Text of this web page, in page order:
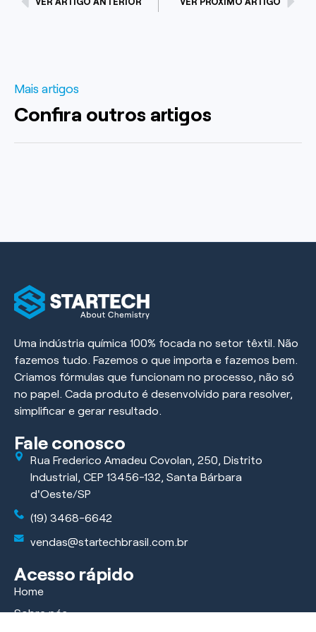
Mais artigos
Confira outros artigos
Uma indústria química 100% focada no setor têxtil. Não
fazemos tudo. Fazemos o que importa e fazemos bem.
Criamos fórmulas que funcionam no processo, não só
no papel. Cada produto é desenvolvido para resolver,
simplificar e gerar resultado.
Fale conosco
Rua Frederico Amadeu Covolan, 250, Distrito
Industrial, CEP 13456-132, Santa Bárbara
d'Oeste/SP
(19) 3468-6642
vendas@startechbrasil.com.br
Acesso rápido
Home
Sobre nós